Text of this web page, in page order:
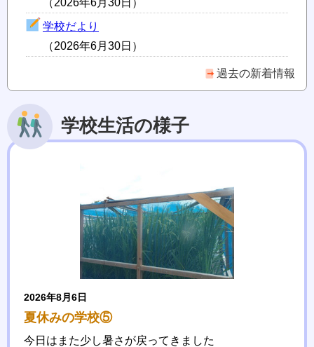
学校だより
（2026年6月30日）
過去の新着情報
学校生活の様子
2026年8月6日
夏休みの学校⑤
今日はまた少し暑さが戻ってきました